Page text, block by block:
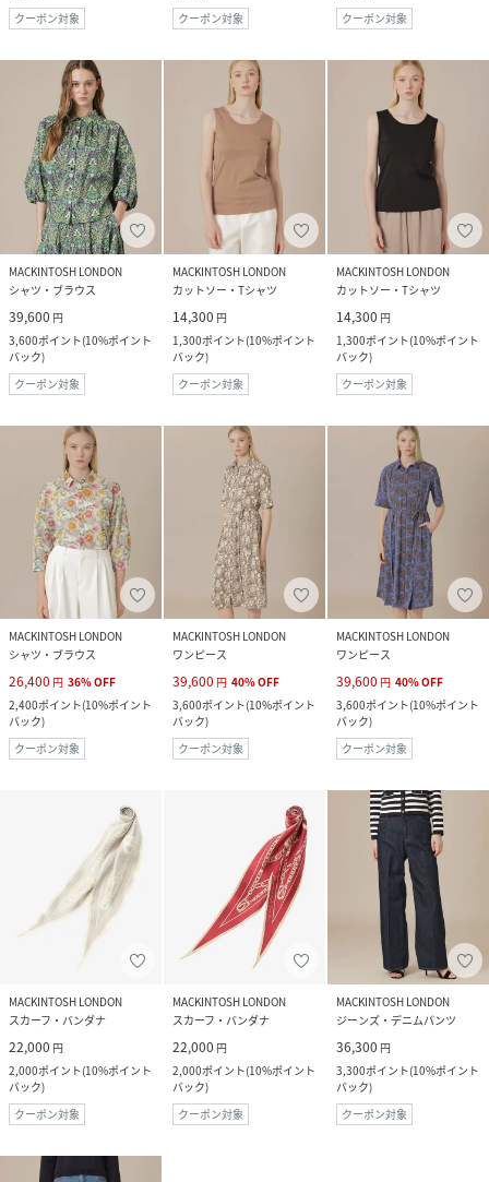
クーポン対象
クーポン対象
クーポン対象
MACKINTOSH LONDON
シャツ・ブラウス
39,600 円
3,600ポイント(10%ポイント
バック)
クーポン対象
MACKINTOSH LONDON
カットソー・Tシャツ
14,300 円
1,300ポイント(10%ポイント
バック)
クーポン対象
MACKINTOSH LONDON
カットソー・Tシャツ
14,300 円
1,300ポイント(10%ポイント
バック)
クーポン対象
MACKINTOSH LONDON
シャツ・ブラウス
26,400 円 36%OFF
2,400ポイント(10%ポイント
バック)
クーポン対象
MACKINTOSH LONDON
ワンピース
39,600 円 40%OFF
3,600ポイント(10%ポイント
バック)
クーポン対象
MACKINTOSH LONDON
ワンピース
39,600 円 40%OFF
3,600ポイント(10%ポイント
バック)
クーポン対象
MACKINTOSH LONDON
スカーフ・バンダナ
22,000 円
2,000ポイント(10%ポイント
バック)
クーポン対象
MACKINTOSH LONDON
スカーフ・バンダナ
22,000 円
2,000ポイント(10%ポイント
バック)
クーポン対象
MACKINTOSH LONDON
ジーンズ・デニムパンツ
36,300 円
3,300ポイント(10%ポイント
バック)
クーポン対象